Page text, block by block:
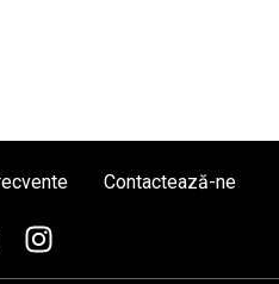
Contactează-ne
I